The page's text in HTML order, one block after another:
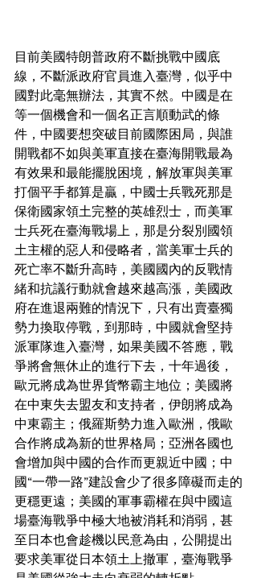
目前美國特朗普政府不斷挑戰中國底
線，不斷派政府官員進入臺灣，似乎中
國對此毫無辦法，其實不然。中國是在
等一個機會和一個名正言順動武的條
件，中國要想突破目前國際困局，與誰
開戰都不如與美軍直接在臺海開戰最為
有效果和最能擺脫困境，解放軍與美軍
打個平手都算是贏，中國士兵戰死那是
保衛國家領土完整的英雄烈士，而美軍
士兵死在臺海戰場上，那是分裂別國領
土主權的惡人和侵略者，當美軍士兵的
死亡率不斷升高時，美國國內的反戰情
緒和抗議行動就會越來越高漲，美國政
府在進退兩難的情況下，只有出賣臺獨
勢力換取停戰，到那時，中國就會堅持
派軍隊進入臺灣，如果美國不答應，戰
爭將會無休止的進行下去，十年過後，
歐元將成為世界貨幣霸主地位；美國將
在中東失去盟友和支持者，伊朗將成為
中東霸主；俄羅斯勢力進入歐洲，俄歐
合作將成為新的世界格局；亞洲各國也
會增加與中國的合作而更親近中國；中
國“一帶一路”建設會少了很多障礙而走的
更穩更遠；美國的軍事霸權在與中國這
場臺海戰爭中極大地被消耗和消弱，甚
至日本也會趁機以民意為由，公開提出
要求美軍從日本領土上撤軍，臺海戰爭